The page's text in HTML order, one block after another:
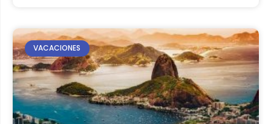
VACACIONES